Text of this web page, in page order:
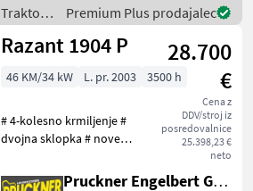
servis
Traktor /
Aebi
Premium Plus prodajalec
Razant 1904 P
28.700
€
Cena z
DDV/stroj iz
posredovalnice
25.398,23 €
neto
46 KM/34 kW L. pr. 2003 3500 h
# 4-kolesno krmiljenje #
dvojna sklopka # nove
ojačene osi + različne
Pruckner Engelbert GmbH